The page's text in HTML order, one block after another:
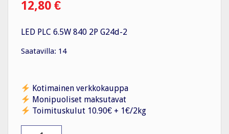
12,80 €
LED PLC 6.5W 840 2P G24d-2
Saatavilla: 14
Kotimainen verkkokauppa
Monipuoliset maksutavat
Toimituskulut 10.90€ + 1€/2kg